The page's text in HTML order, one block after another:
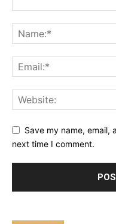
Save my name, email,
next time I comment.